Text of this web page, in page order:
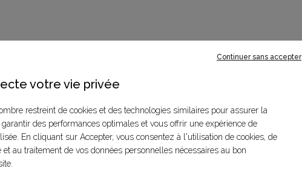
ce
et
LANCER LA RECHERCHE
Continuer sans accepter
votre vie privée
restreint de cookies et des technologies similaires pour assurer la
des performances optimales et vous offrir une expérience de
En cliquant sur Accepter, vous consentez à l'utilisation de cookies, de
au traitement de vos données personnelles nécessaires au bon